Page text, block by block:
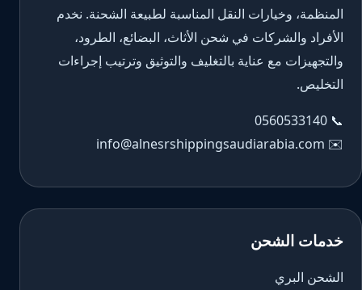
المنظمة، وخيارات النقل المناسبة لطبيعة الشحنة. نخدم
الأفراد والشركات في شحن الأثاث، البضائع، الطرود،
والتجهيزات مع عناية بالتغليف والتوثيق وترتيب إجراءات
التخليص.
📞
0560533140
✉️
info@alnesrshippingsaudiarabia.com
خدمات الشحن
الشحن البري